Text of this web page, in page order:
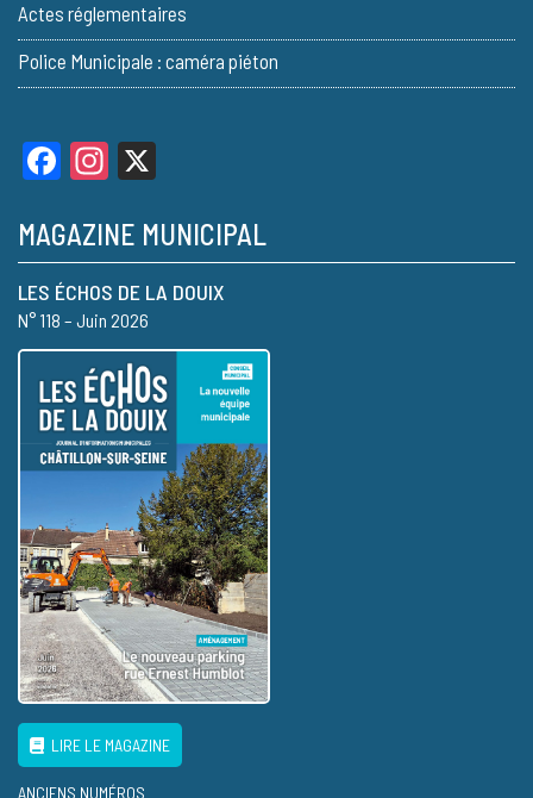
Actes réglementaires
Police Municipale : caméra piéton
FacebookInstagram
MAGAZINE MUNICIPAL
LES ÉCHOS DE LA DOUIX
N° 118 – Juin 2026
LIRE LE MAGAZINE
ANCIENS NUMÉROS